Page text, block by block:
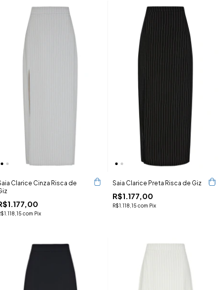
Clarice Cinza Risca de
com Pix
Saia Clarice Preta Risca de Giz
R$1.177,00
R$1.118,15 com Pix